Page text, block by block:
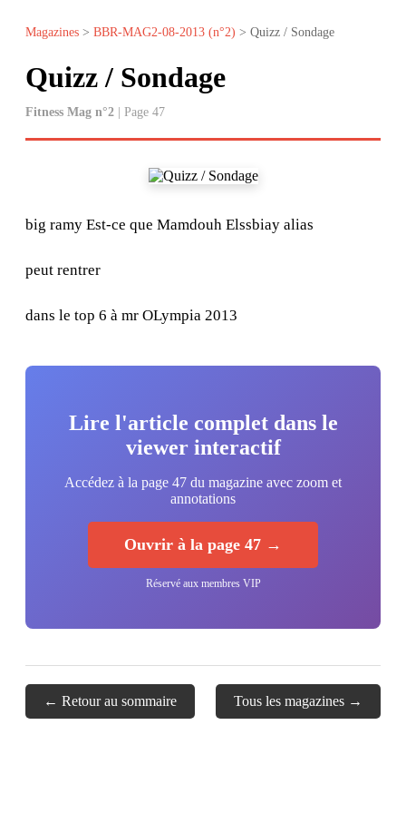
Magazines > BBR-MAG2-08-2013 (n°2) > Quizz / Sondage
Quizz / Sondage
Fitness Mag n°2 | Page 47
big ramy Est-ce que Mamdouh Elssbiay alias
peut rentrer
dans le top 6 à mr OLympia 2013
Lire l'article complet dans le
viewer interactif
Accédez à la page 47 du magazine avec zoom et
annotations
Ouvrir à la page 47 →
Réservé aux membres VIP
← Retour au sommaire Tous les magazines →